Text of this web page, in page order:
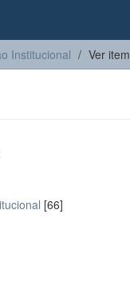
Institucional Ver item
[66]